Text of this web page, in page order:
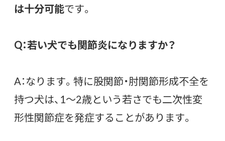
は十分可能です。
Q：若い犬でも関節炎になりますか？
A：なります。特に股関節・肘関節形成不全を
持つ犬は、1〜2歳という若さでも二次性変
形性関節症を発症することがあります。